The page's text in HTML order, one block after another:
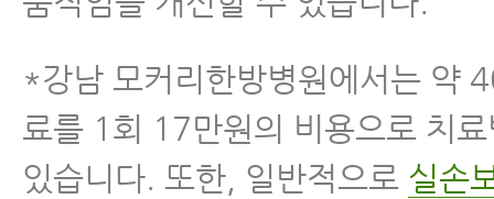
*강남 모커리한방병원에서는 약
료를 1회 17만원의 비용으로 치
있습니다. 또한, 일반적으로 실손